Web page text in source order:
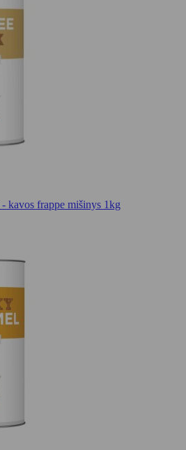
kavos frappe mišinys 1kg